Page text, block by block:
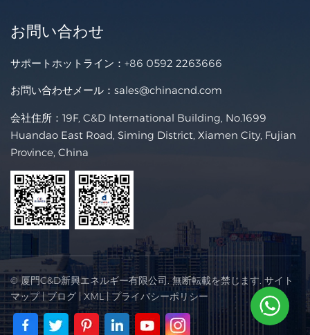
お問い合わせ
サポートホットライン： +86 0592 2263666
お問い合わせメール： sales@chinacnd.com
会社住所：19F, C&D International Building, No.1699
Huandao East Road, Siming District, Xiamen City, Fujian
Province, China
© 厦門C&D新興エネルギー有限公司. 無断転載を禁じます. サイト
マップ|ブログ |XML|プライバシーポリシー